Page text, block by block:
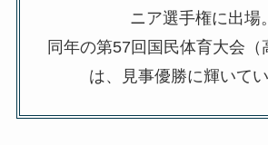
ニア選手権に出場。
同年の第57回国民体育大会（
は、見事優勝に輝いてい